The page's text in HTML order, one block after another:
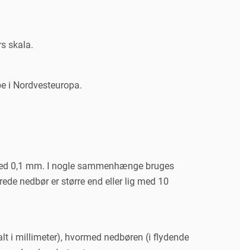
skala.
i Nordvesteuropa.
0,1 mm. I nogle sammenhænge bruges
nedbør er større end eller lig med 10
i millimeter), hvormed nedbøren (i flydende